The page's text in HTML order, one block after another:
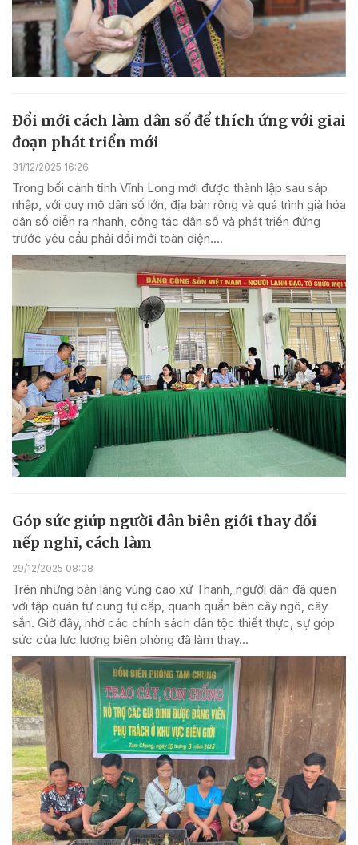
Đổi mới cách làm dân số để thích ứng với giai
đoạn phát triển mới
31/12/2025 16:26
Trong bối cảnh tỉnh Vĩnh Long mới được thành lập sau sáp
nhập, với quy mô dân số lớn, địa bàn rộng và quá trình già hóa
dân số diễn ra nhanh, công tác dân số và phát triển đứng
trước yêu cầu phải đổi mới toàn diện....
Góp sức giúp người dân biên giới thay đổi
nếp nghĩ, cách làm
29/12/2025 08:08
Trên những bản làng vùng cao xứ Thanh, người dân đã quen
với tập quán tự cung tự cấp, quanh quẩn bên cây ngô, cây
sắn. Giờ đây, nhờ các chính sách dân tộc thiết thực, sự góp
sức của lực lượng biên phòng đã làm thay...